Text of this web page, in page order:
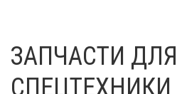
ЗАПЧАСТИ ДЛЯ
СПЕЦТЕХНИКИ